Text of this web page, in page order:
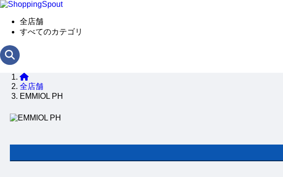
全店舗
すべてのカテゴリ
全店舗
EMMIOL PH